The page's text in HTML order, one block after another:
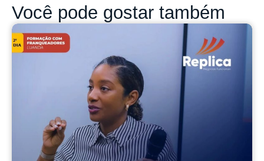
Você pode gostar também